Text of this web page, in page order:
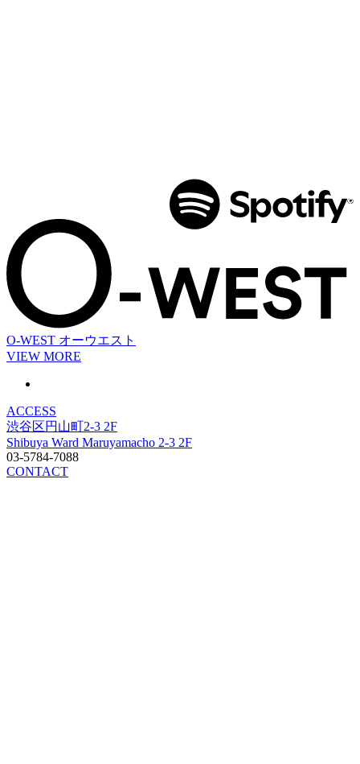
O-WEST オーウエスト
VIEW MORE
ACCESS
渋谷区円山町2-3 2F
Shibuya Ward Maruyamacho 2-3 2F
03-5784-7088
CONTACT